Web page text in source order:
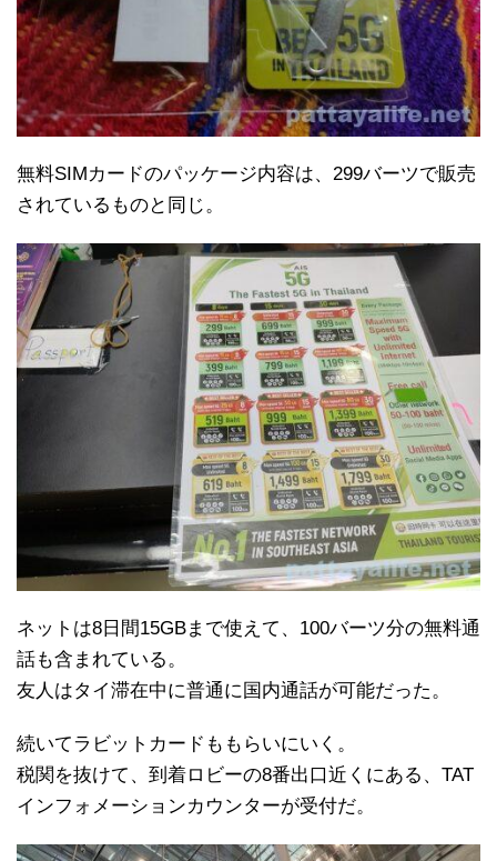
無料SIMカードのパッケージ内容は、299バーツで販売
されているものと同じ。
ネットは8日間15GBまで使えて、100バーツ分の無料通
話も含まれている。
友人はタイ滞在中に普通に国内通話が可能だった。
続いてラビットカードももらいにいく。
税関を抜けて、到着ロビーの8番出口近くにある、TAT
インフォメーションカウンターが受付だ。